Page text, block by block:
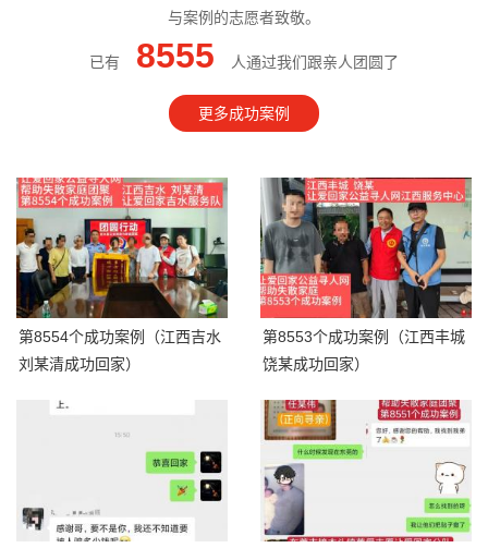
与案例的志愿者致敬。
已有 8555 人通过我们跟亲人团圆了
更多成功案例
第8554个成功案例（江西吉水
刘某清成功回家）
第8553个成功案例（江西丰城
饶某成功回家）